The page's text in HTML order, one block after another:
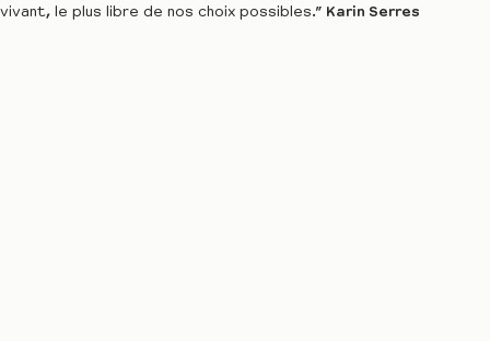
vivant, le plus libre de nos choix possibles.” Karin Serres